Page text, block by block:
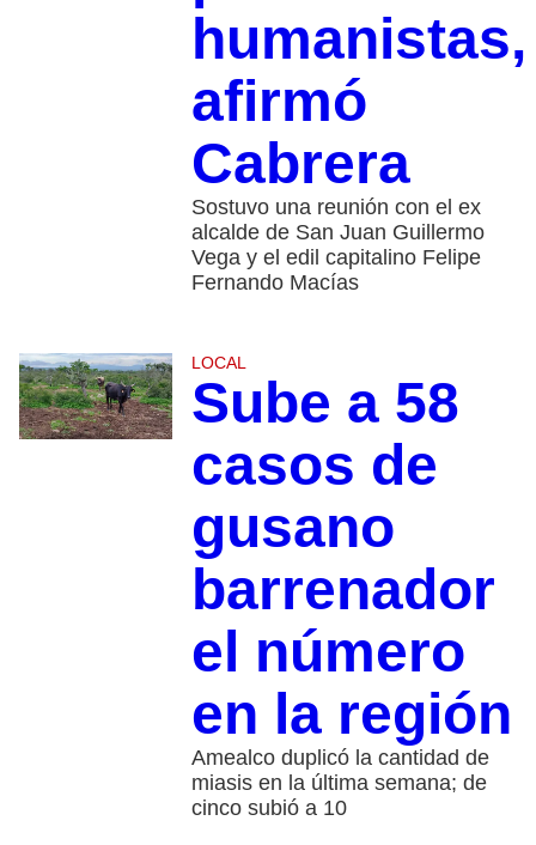
humanistas,
afirmó
Cabrera
Sostuvo una reunión con el ex
alcalde de San Juan Guillermo
Vega y el edil capitalino Felipe
Fernando Macías
LOCAL
Sube a 58
casos de
gusano
barrenador
el número
en la región
Amealco duplicó la cantidad de
miasis en la última semana; de
cinco subió a 10